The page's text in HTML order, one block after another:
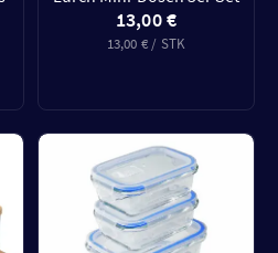
13,00 €
13,00 € / STK